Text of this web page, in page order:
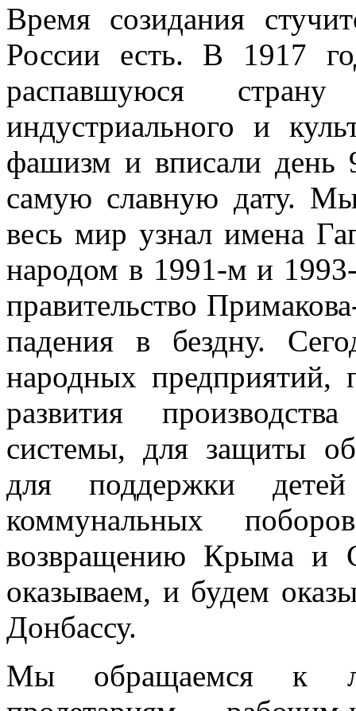
Время созидания
России есть. В 1917
распавшуюся
индустриального и
фашизм и вписали
самую славную дату.
весь мир узнал имена
народом в 1991-м и
правительство
падения в бездну.
народных предприятий,
развития
системы, для защиты
для поддержки
коммунальных
возвращению Крыма и
оказываем, и будем
Донбассу.
Мы обращаемся к